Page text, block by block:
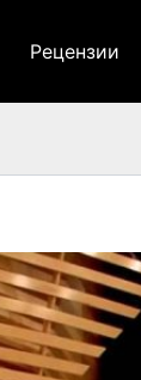
Рецензии